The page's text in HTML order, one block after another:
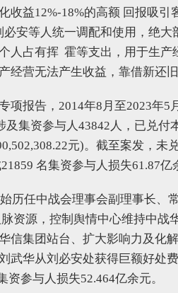
收益12%-18%的高额 回报吸
安等人统一调配和使用，绝
人占有挥 霍等支出，用于生
经营无法产生收益，靠借新还旧
项报告，2014年8月至2023年
及集资参与人43842人，已兑付
元)。截至案发，未
名集资参与人损失61.87亿
历任中战会理事会副理事长、
资源，控制舆情中心维持中战
信集团站台、扩大影响力及化
武华从刘必安处获得巨额好处
资参与人损失52.464亿余元。